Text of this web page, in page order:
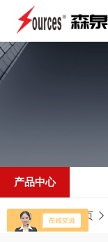
产品中心
当前位置：首页